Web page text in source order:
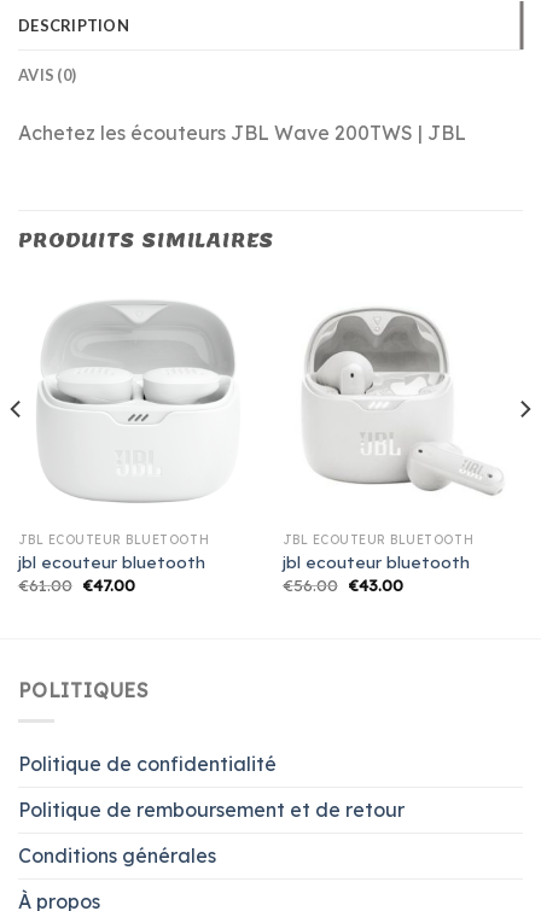
DESCRIPTION
AVIS (0)
Achetez les écouteurs JBL Wave 200TWS | JBL
PRODUITS SIMILAIRES
JBL ECOUTEUR BLUETOOTH
jbl ecouteur bluetooth
€61.00 €47.00
JBL ECOUTEUR BLUETOOTH
jbl ecouteur bluetooth
€56.00 €43.00
POLITIQUES
Politique de confidentialité
Politique de remboursement et de retour
Conditions générales
À propos